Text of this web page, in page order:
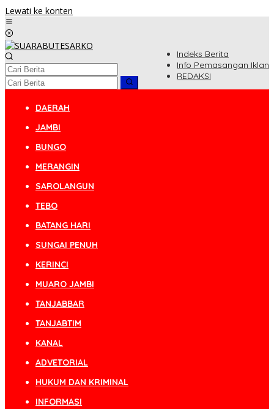
Lewati ke konten
Indeks Berita
Info Pemasangan Iklan
REDAKSI
DAERAH
JAMBI
BUNGO
MERANGIN
SAROLANGUN
TEBO
BATANG HARI
SUNGAI PENUH
KERINCI
MUARO JAMBI
TANJABBAR
TANJABTIM
KANAL
ADVETORIAL
HUKUM DAN KRIMINAL
INFORMASI